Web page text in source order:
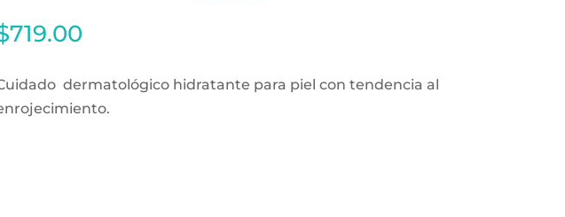
719.00
dermatológico hidratante para piel con tendencia al